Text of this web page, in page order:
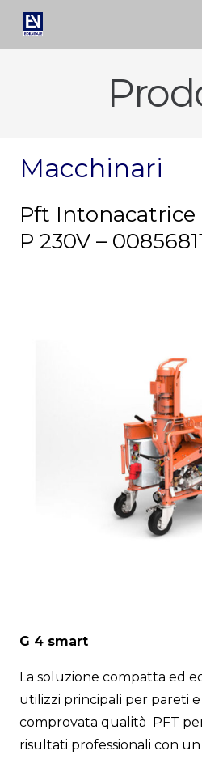
Macchinari
Pft Intonacatrice
P 230V –
G 4 smart
La soluzione compatta ed
utilizzi principali per pareti
comprovata qualità PFT
risultati professionali con